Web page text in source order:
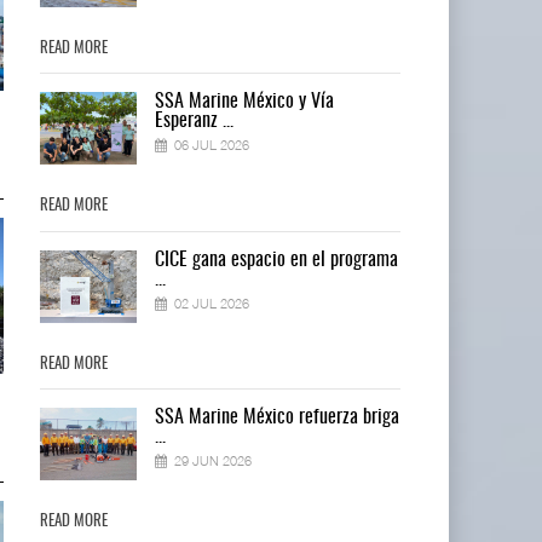
IT-ANÁLISIS: Puerto Lázaro
Cárdenas incorpora ...
06 AGO 2026
telecomunicaciones p ...
06 AGO 2026
telecomunicaciones p ...
READ MORE
SSA Marine México y Vía
Esperanz ...
06 JUL 2026
READ MORE
CICE gana espacio en el programa
02 JUL 2026
READ MORE
SSA Marine México refuerza briga
...
29 JUN 2026
READ MORE